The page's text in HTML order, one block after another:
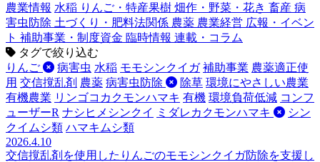
農業情報 水稲 りんご・特産果樹 畑作・野菜・花き 畜産 病
害虫防除 土づくり・肥料法関係 農薬 農業経営 広報・イベン
ト 補助事業・制度資金 臨時情報 連載・コラム
タグで絞り込む
りんご
病害虫 水稲 モモシンクイガ 補助事業 農薬適正使
用 交信撹乱剤 農薬 病害虫防除 除草 環境にやさしい農業
有機農業 リンゴコカクモンハマキ 有機 環境負荷低減 コンフ
ューザーR ナシヒメシンクイ ミダレカクモンハマキ
シン
クイムシ類 ハマキムシ類
2026.4.10
交信撹乱剤を使用したりんごのモモシンクイガ防除を支援し